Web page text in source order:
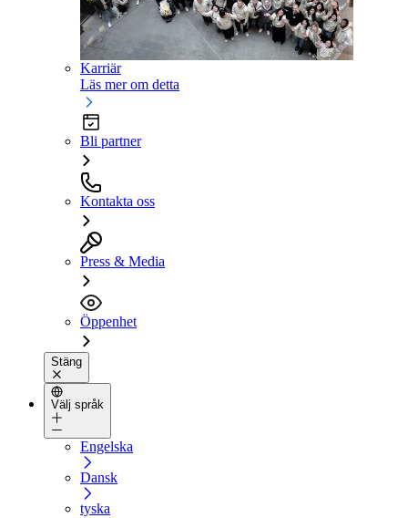
Karriär
Läs mer om detta
Bli partner
Kontakta oss
Press & Media
Öppenhet
Stäng
Välj språk
Engelska
Dansk
tyska